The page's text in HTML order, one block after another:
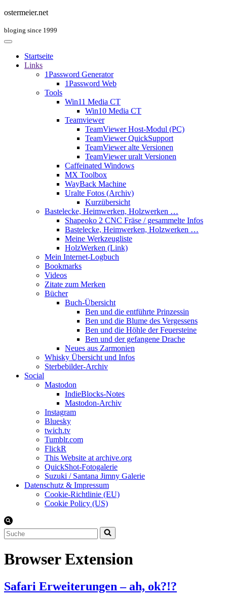
ostermeier.net
bloging since 1999
Startseite
Links
1Password Generator
1Password Web
Tools
Win11 Media CT
Win10 Media CT
Teamviewer
TeamViewer Host-Modul (PC)
TeamViewer QuickSupport
TeamViewer alte Versionen
TeamViewer uralt Versionen
Caffeinated Windows
MX Toolbox
WayBack Machine
Uralte Fotos (Archiv)
Kurzübersicht
Bastelecke, Heimwerken, Holzwerken …
Shapeoko 2 CNC Fräse / gesammelte Infos
Bastelecke, Heimwerken, Holzwerken …
Meine Werkzeugliste
HolzWerken (Link)
Mein Internet-Logbuch
Bookmarks
Videos
Zitate zum Merken
Bücher
Buch-Übersicht
Ben und die entführte Prinzessin
Ben und die Blume des Vergessens
Ben und die Höhle der Feuersteine
Ben und der gefangene Drache
Neues aus Zarmonien
Whisky Übersicht und Infos
Sterbebilder-Archiv
Social
Mastodon
IndieBlocks-Notes
Mastodon-Archiv
Instagram
Bluesky
twich.tv
Tumblr.com
FlickR
This Website at archive.org
QuickShot-Fotogalerie
Suzuki / Santana Jimny Galerie
Datenschutz & Impressum
Cookie-Richtlinie (EU)
Cookie Policy (US)
Suchen
nach …
Browser Extension
Safari Erweiterungen – ah, ok?!?